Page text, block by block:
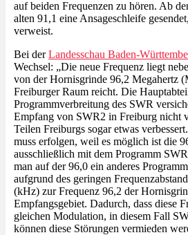
auf beiden Frequenzen zu hören. Ab
alten 91,1 eine Ansageschleife
verweist.
Bei derLandesschau Baden-
Wechsel: „Die neue Frequenz liegt
von der Hornisgrinde 96,2 Megahertz
Freiburger Raum reicht. Die
Programmverbreitung des SWR
Empfang von SWR2 in Freiburg nicht
Teilen Freiburgs sogar etwas
muss erfolgen, weil es möglich ist die
ausschließlich mit dem Programm
man auf der 96,0 ein anderes
aufgrund des geringen
(kHz) zur Frequenz 96,2 der
Empfangsgebiet. Dadurch, dass diese
gleichen Modulation, in diesem Fall
können diese Störungen vermieden